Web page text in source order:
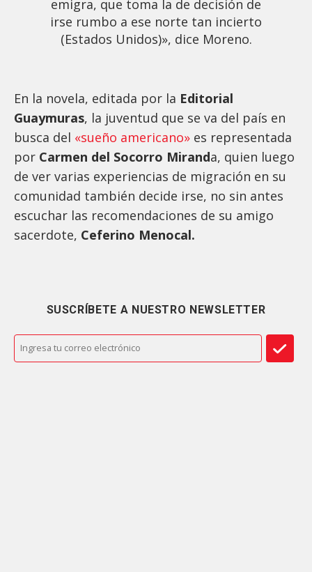
emigra, que toma la de decisión de
irse rumbo a ese norte tan incierto
(Estados Unidos)», dice Moreno.
En la novela, editada por la Editorial
Guaymuras, la juventud que se va del país en
busca del «sueño americano» es representada
por Carmen del Socorro Miranda, quien luego
de ver varias experiencias de migración en su
comunidad también decide irse, no sin antes
escuchar las recomendaciones de su amigo
sacerdote, Ceferino Menocal.
SUSCRÍBETE A NUESTRO NEWSLETTER